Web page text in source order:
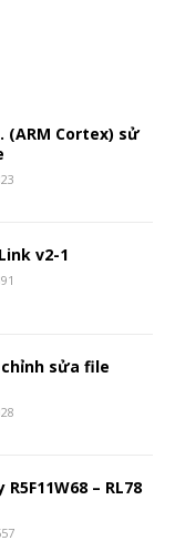
(ARM Cortex) sử
v2-1
sửa file
– RL78